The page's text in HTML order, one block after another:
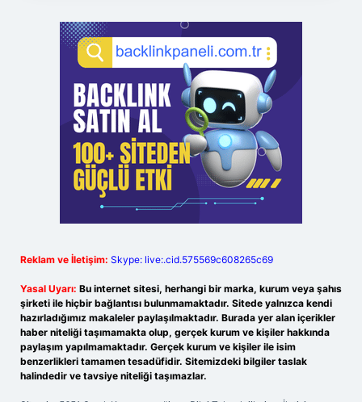
Reklam ve İletişim: Skype: live:.cid.575569c608265c69
Yasal Uyarı: Bu internet sitesi, herhangi bir marka, kurum veya şahıs
şirketi ile hiçbir bağlantısı bulunmamaktadır. Sitede yalnızca kendi
hazırladığımız makaleler paylaşılmaktadır. Burada yer alan içerikler
haber niteliği taşımamakta olup, gerçek kurum ve kişiler hakkında
paylaşım yapılmamaktadır. Gerçek kurum ve kişiler ile isim
benzerlikleri tamamen tesadüfidir. Sitemizdeki bilgiler taslak
halindedir ve tavsiye niteliği taşımazlar.